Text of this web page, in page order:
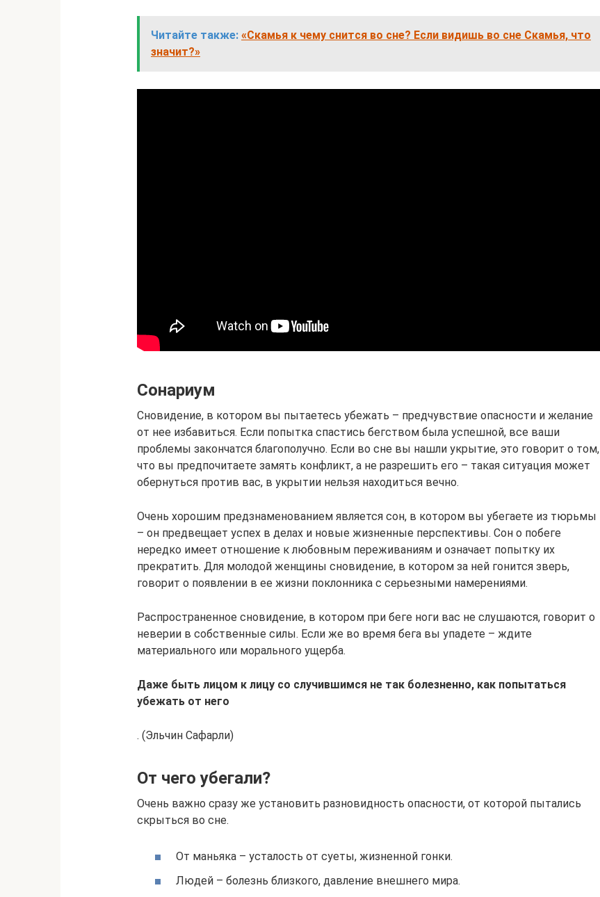
Читайте также: «Скамья к чему снится во сне? Если видишь во сне Скамья, что
значит?»
Сонариум
Сновидение, в котором вы пытаетесь убежать – предчувствие опасности и желание
от нее избавиться. Если попытка спастись бегством была успешной, все ваши
проблемы закончатся благополучно. Если во сне вы нашли укрытие, это говорит о том,
что вы предпочитаете замять конфликт, а не разрешить его – такая ситуация может
обернуться против вас, в укрытии нельзя находиться вечно.
Очень хорошим предзнаменованием является сон, в котором вы убегаете из тюрьмы
– он предвещает успех в делах и новые жизненные перспективы. Сон о побеге
нередко имеет отношение к любовным переживаниям и означает попытку их
прекратить. Для молодой женщины сновидение, в котором за ней гонится зверь,
говорит о появлении в ее жизни поклонника с серьезными намерениями.
Распространенное сновидение, в котором при беге ноги вас не слушаются, говорит о
неверии в собственные силы. Если же во время бега вы упадете – ждите
материального или морального ущерба.
Даже быть лицом к лицу со случившимся не так болезненно, как попытаться
убежать от него
. (Эльчин Сафарли)
От чего убегали?
Очень важно сразу же установить разновидность опасности, от которой пытались
скрыться во сне.
От маньяка – усталость от суеты, жизненной гонки.
Людей – болезнь близкого, давление внешнего мира.